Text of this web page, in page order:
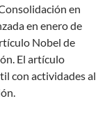
en
en enero de
Nobel de
El artículo
con actividades al